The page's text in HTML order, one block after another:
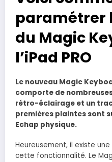
paramétrer
du Magic
l’iPad PRO
Le nouveau Magic
comporte de
rétro-éclairage et un
premières plaintes sont
Echap physique.
Heureusement, il existe
cette fonctionnalité. Le